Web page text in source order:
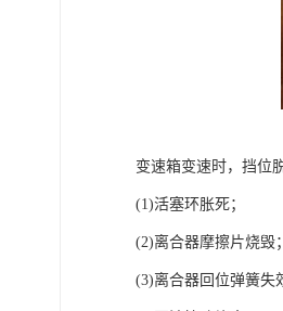
变速箱变速时，挡位
(1)活塞环胀死；
(2)离合器摩擦片烧毁；
(3)离合器回位弹簧失